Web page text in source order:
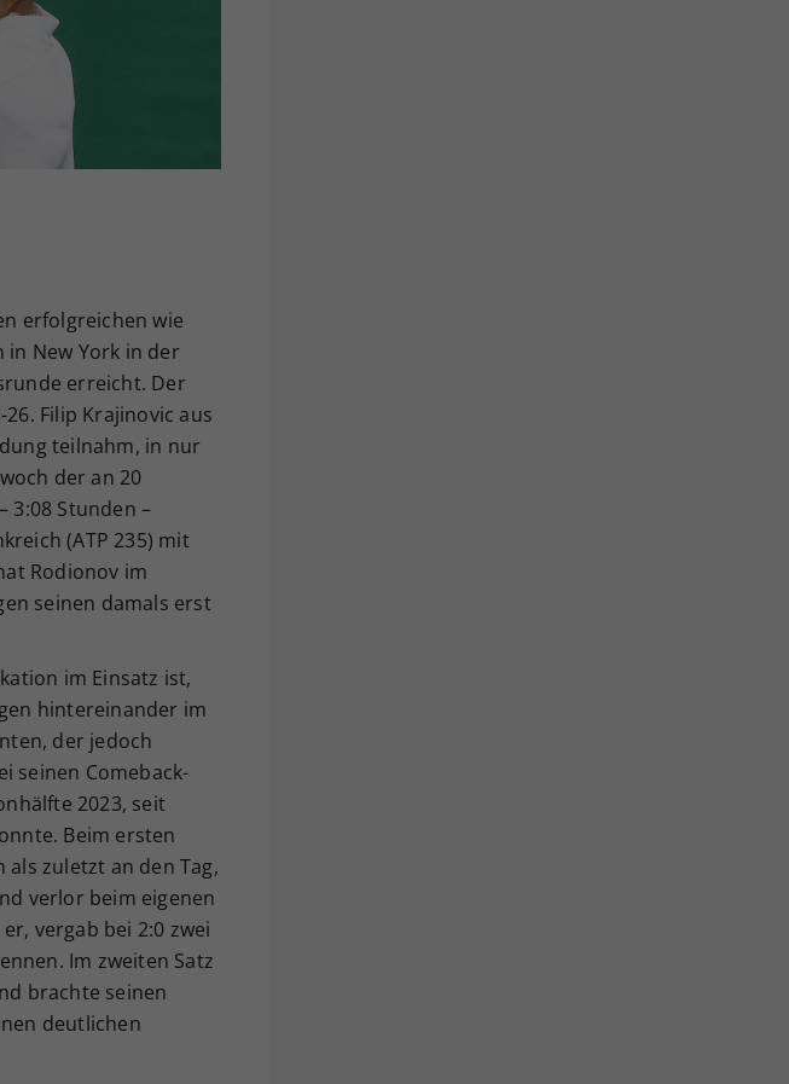
erfolgreichen wie
in New York in der
erreicht. Der
Filip Krajinovic aus
teilnahm, in nur
der an 20
3:08 Stunden –
(ATP 235) mit
Rodionov im
seinen damals erst
im Einsatz ist,
hintereinander im
der jedoch
seinen Comeback-
2023, seit
Beim ersten
zuletzt an den Tag,
verlor beim eigenen
vergab bei 2:0 zwei
Im zweiten Satz
brachte seinen
deutlichen
Einstellungen, falls der
dies eingestellt hat.